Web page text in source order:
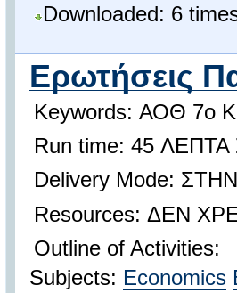
Downloaded: 6
Ερωτήσεις
Keywords: ΑΟΘ 7ο
Run time: 45
Delivery Mode:
Resources: ΔΕΝ
Outline of Activities:
Subjects: Economics